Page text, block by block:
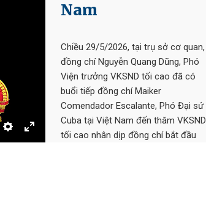
Nam
Chiều 29/5/2026, tại trụ sở cơ quan,
đồng chí Nguyễn Quang Dũng, Phó
Viện trưởng VKSND tối cao đã có
buổi tiếp đồng chí Maiker
Comendador Escalante, Phó Đại sứ
Cuba tại Việt Nam đến thăm VKSND
tối cao nhân dịp đồng chí bắt đầu